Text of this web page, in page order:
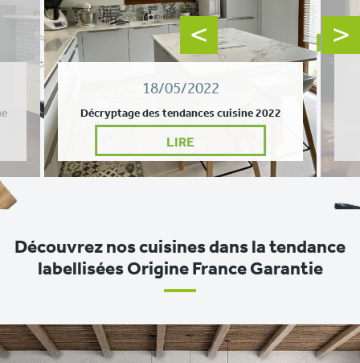
18/05/2022
Décryptage des tendances cuisine 2022
LIRE
Découvrez nos cuisines dans la tendance
labellisées Origine France Garantie